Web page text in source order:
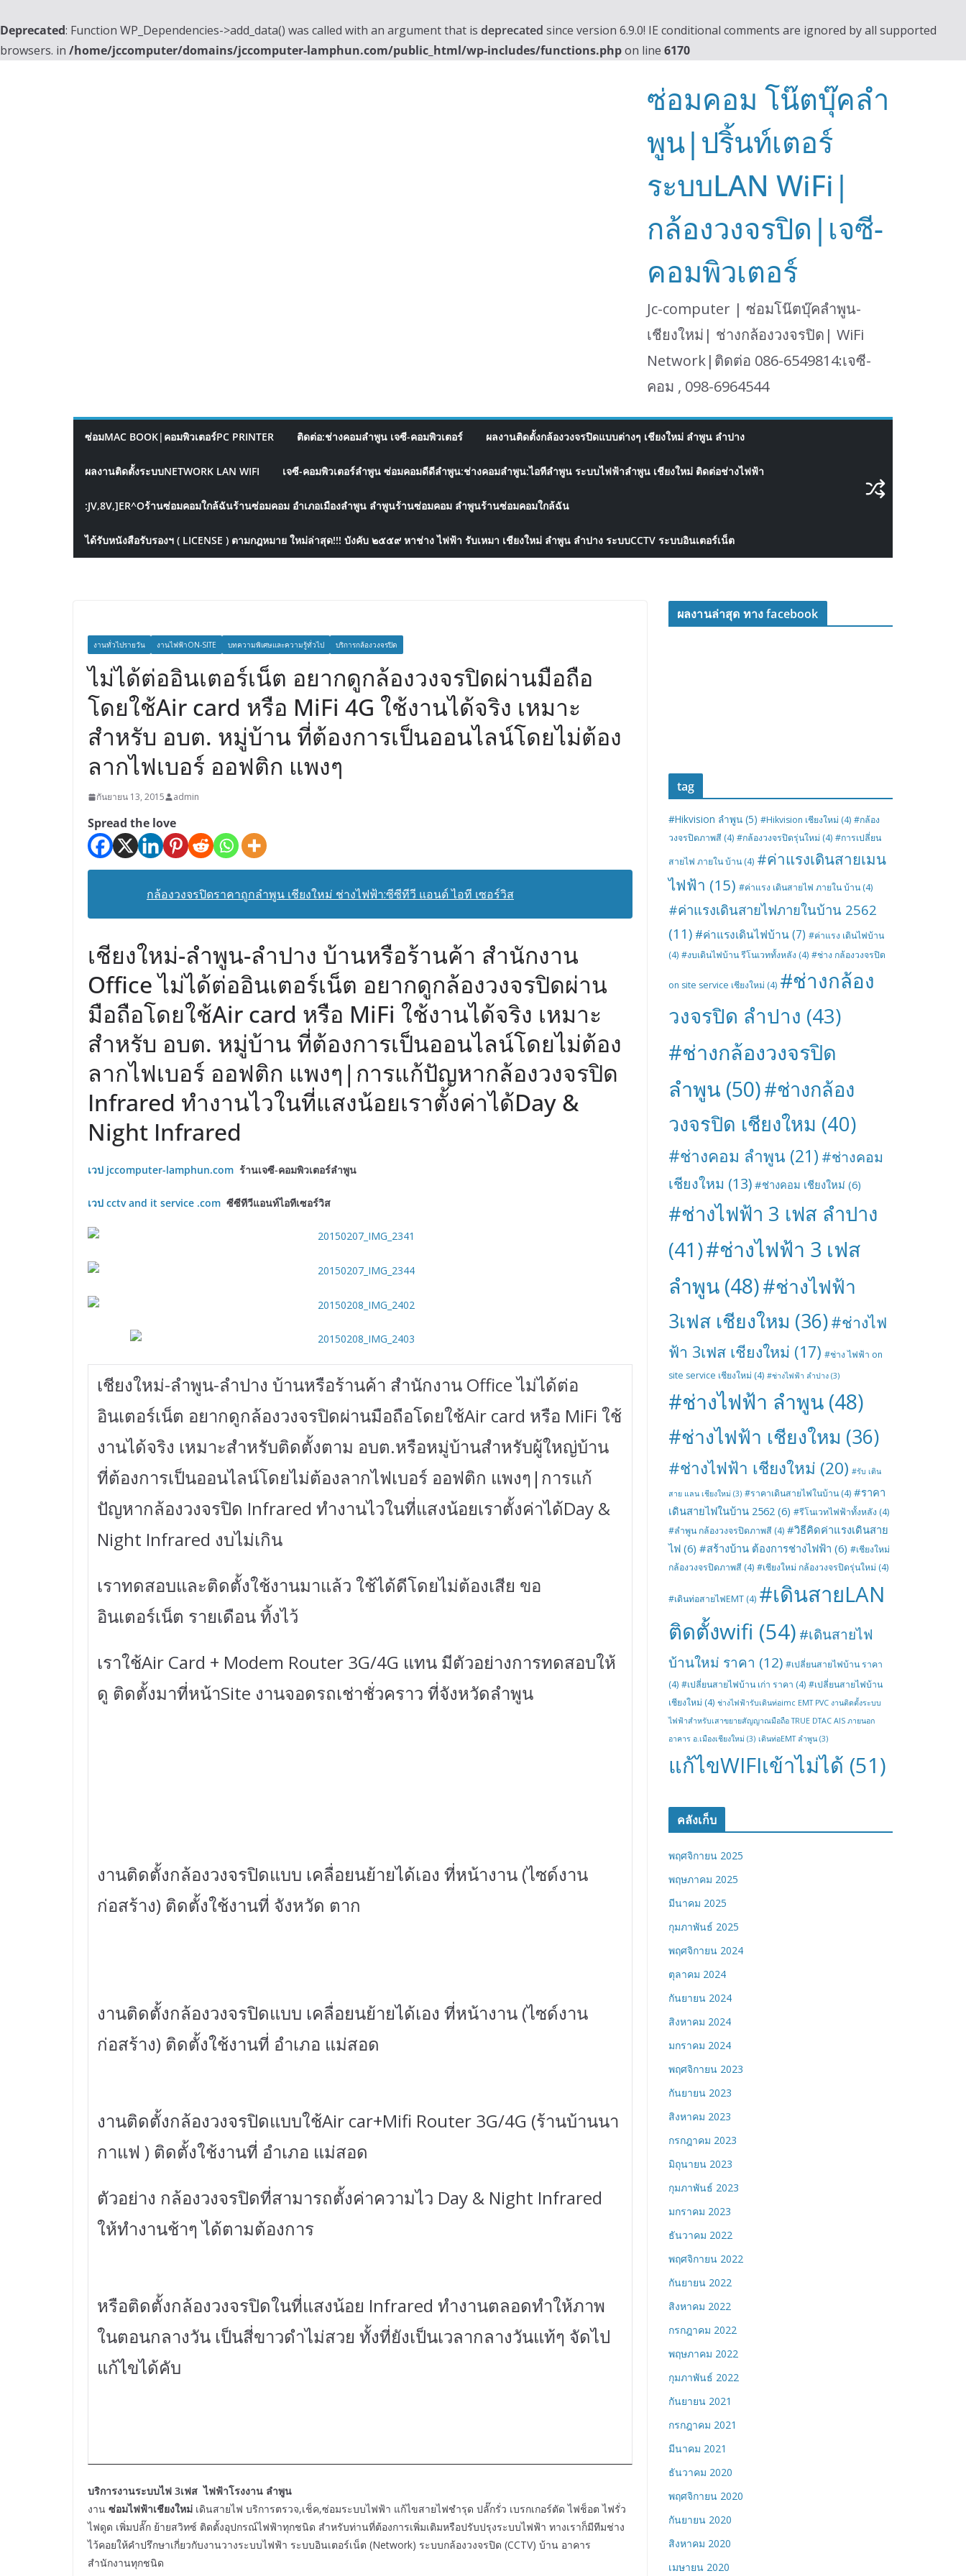
Deprecated: Function WP_Dependencies->add_data() was called with an argument that is deprecated since version 6.9.0! IE conditional comments are ignored by all supported
browsers. in /home/jccomputer/domains/jccomputer-lamphun.com/public_html/wp-includes/functions.phpon line 6170
ซ่อมคอม โน๊ตบุ๊คลำ
พูน|ปริ้นท์เตอร์
ระบบLAN WiFi|
กล้องวงจรปิด|เจซี-
คอมพิวเตอร์
Jc-computer | ซ่อมโน๊ตบุ๊คลำพูน-
เชียงใหม่| ช่างกล้องวงจรปิด| WiFi
Network|ติดต่อ 086-6549814:เจซี-
คอม , 098-6964544
ซ่อมMAC BOOK|คอมพิวเตอร์PC PRINTER ติดต่อ:ช่างคอมลำพูน เจซี-คอมพิวเตอร์ ผลงานติดตั้งกล้องวงจรปิดแบบต่างๆ เชียงใหม่ ลำพูน ลำปาง
ผลงานติดตั้งระบบNETWORK LAN WIFI เจซี-คอมพิวเตอร์ลำพูน ซ่อมคอมดีดีลำพูน:ช่างคอมลำพูน:ไอทีลำพูน ระบบไฟฟ้าลำพูน เชียงใหม่ ติดต่อช่างไฟฟ้า
:JV,8V,]ER^Oร้านซ่อมคอมใกล้ฉันร้านซ่อมคอม อำเภอเมืองลำพูน ลำพูนร้านซ่อมคอม ลำพูนร้านซ่อมคอมใกล้ฉัน
ได้รับหนังสือรับรองฯ ( LICENSE ) ตามกฎหมาย ใหม่ล่าสุด!!! บังคับ ๒๕๕๙ หาช่าง ไฟฟ้า รับเหมา เชียงใหม่ ลำพูน ลำปาง ระบบCCTV ระบบอินเตอร์เน็ต
งานทั่วไปรายวัน งานไฟฟ้าON-SITE บทความพิเศษและความรู้ทั่วไป บริการกล้องวงจรปิด
ไม่ได้ต่ออินเตอร์เน็ต อยากดูกล้องวงจรปิดผ่านมือถือ
โดยใช้Air card หรือ MiFi 4G ใช้งานได้จริง เหมาะ
สำหรับ อบต. หมู่บ้าน ที่ต้องการเป็นออนไลน์โดยไม่ต้อง
ลากไฟเบอร์ ออฟติก แพงๆ
กันยายน 13, 2015 admin
Spread the love
กล้องวงจรปิดราคาถูกลำพูน เชียงใหม่ ช่างไฟฟ้า:ซีซีทีวี แอนด์ ไอที เซอร์วิส
เชียงใหม่-ลำพูน-ลำปาง บ้านหรือร้านค้า สำนักงาน
Office ไม่ได้ต่ออินเตอร์เน็ต อยากดูกล้องวงจรปิดผ่าน
มือถือโดยใช้Air card หรือ MiFi ใช้งานได้จริง เหมาะ
สำหรับ อบต. หมู่บ้าน ที่ต้องการเป็นออนไลน์โดยไม่ต้อง
ลากไฟเบอร์ ออฟติก แพงๆ|การแก้ปัญหากล้องวงจรปิด
Infrared ทำงานไวในที่แสงน้อยเราตั้งค่าได้Day &
Night Infrared
เวป jccomputer-lamphun.com ร้านเจซี-คอมพิวเตอร์ลำพูน
เวป cctv and it service .com ซีซีทีวีแอนท์ไอทีเซอร์วิส
เชียงใหม่-ลำพูน-ลำปาง บ้านหรือร้านค้า สำนักงาน Office ไม่ได้ต่อ
อินเตอร์เน็ต อยากดูกล้องวงจรปิดผ่านมือถือโดยใช้Air card หรือ MiFi ใช้
งานได้จริง เหมาะสำหรับติดตั้งตาม อบต.หรือหมู่บ้านสำหรับผู้ใหญ่บ้าน
ที่ต้องการเป็นออนไลน์โดยไม่ต้องลากไฟเบอร์ ออฟติก แพงๆ|การแก้
ปัญหากล้องวงจรปิด Infrared ทำงานไวในที่แสงน้อยเราตั้งค่าได้Day &
Night Infrared งบไม่เกิน
เราทดสอบและติดตั้งใช้งานมาแล้ว ใช้ได้ดีโดยไม่ต้องเสีย ขอ
อินเตอร์เน็ต รายเดือน ทิ้งไว้
เราใช้Air Card + Modem Router 3G/4G แทน มีตัวอย่างการทดสอบให้
ดู ติดตั้งมาที่หน้าSite งานจอดรถเช่าชั่วคราว ที่จังหวัดลำพูน
งานติดตั้งกล้องวงจรปิดแบบ เคลื่อยนย้ายได้เอง ที่หน้างาน (ไซด์งาน
ก่อสร้าง) ติดตั้งใช้งานที่ จังหวัด ตาก
งานติดตั้งกล้องวงจรปิดแบบ เคลื่อยนย้ายได้เอง ที่หน้างาน (ไซด์งาน
ก่อสร้าง) ติดตั้งใช้งานที่ อำเภอ แม่สอด
งานติดตั้งกล้องวงจรปิดแบบใช้Air car+Mifi Router 3G/4G (ร้านบ้านนา
กาแฟ ) ติดตั้งใช้งานที่ อำเภอ แม่สอด
ตัวอย่าง กล้องวงจรปิดที่สามารถตั้งค่าความไว Day & Night Infrared
ให้ทำงานช้าๆ ได้ตามต้องการ
หรือติดตั้งกล้องวงจรปิดในที่แสงน้อย Infrared ทำงานตลอดทำให้ภาพ
ในตอนกลางวัน เป็นสี่ขาวดำไม่สวย ทั้งที่ยังเป็นเวลากลางวันแท้ๆ จัดไป
แก้ไขได้คับ
บริการงานระบบไฟ 3เฟส ไฟฟ้าโรงงาน ลำพูน
งาน ซ่อมไฟฟ้าเชียงใหม่ เดินสายไฟ บริการตรวจ,เช็ค,ซ่อมระบบไฟฟ้า แก้ไขสายไฟชำรุด ปลั๊กรั่ว เบรกเกอร์ตัด ไฟช็อต ไฟรั่ว
ไฟดูด เพิ่มปลั๊ก ย้ายสวิทซ์ ติดตั้งอุปกรณ์ไฟฟ้าทุกชนิด สำหรับท่านที่ต้องการเพิ่มเติมหรือปรับปรุงระบบไฟฟ้า ทางเราก็มีทีมช่าง
ไว้คอยให้คำปรึกษาเกี่ยวกับงานวางระบบไฟฟ้า ระบบอินเตอร์เน็ต (Network) ระบบกล้องวงจรปิด (CCTV) บ้าน อาคาร
สำนักงานทุกชนิด
ผลงานล่าสุด ทาง facebook
tag
#Hikvision ลำพูน (5) #Hikvision เชียงใหม่ (4) #กล้อง
วงจรปิดภาพสี (4) #กล้องวงจรปิดรุ่นใหม่ (4) #การเปลี่ยน
สายไฟ ภายใน บ้าน (4) #ค่าแรงเดินสายเมน
ไฟฟ้า (15) #ค่าแรง เดินสายไฟ ภายใน บ้าน (4)
#ค่าแรงเดินสายไฟภายในบ้าน 2562
(11) #ค่าแรงเดินไฟบ้าน(7) #ค่าแรง เดินไฟบ้าน
(4) #งบเดินไฟบ้าน รีโนเวททั้งหลัง (4) #ช่าง กล้องวงจรปิด
on site service เชียงใหม่ (4) #ช่างกล้อง
วงจรปิด ลำปาง (43)
#ช่างกล้องวงจรปิด
ลำพูน (50)#ช่างกล้อง
วงจรปิด เชียงใหม (40)
#ช่างคอม ลำพูน (21) #ช่างคอม
เชียงใหม (13) #ช่างคอม เชียงใหม่ (6)
#ช่างไฟฟ้า 3 เฟส ลำปาง
(41)#ช่างไฟฟ้า 3 เฟส
ลำพูน (48)#ช่างไฟฟ้า
3เฟส เชียงใหม (36)#ช่างไฟ
ฟ้า 3เฟส เชียงใหม่ (17) #ช่าง ไฟฟ้า on
site service เชียงใหม่ (4) #ช่างไฟฟ้า ลำปาง (3)
#ช่างไฟฟ้า ลำพูน (48)
#ช่างไฟฟ้า เชียงใหม (36)
#ช่างไฟฟ้า เชียงใหม่ (20) #รับ เดิน
สาย แลน เชียงใหม่ (3) #ราคาเดินสายไฟในบ้าน (4) #ราคา
เดินสายไฟในบ้าน 2562 (6) #รีโนเวทไฟฟ้าทั้งหลัง (4)
#ลำพูน กล้องวงจรปิดภาพสี (4) #วิธีคิดค่าแรงเดินสาย
ไฟ (6) #สร้างบ้าน ต้องการช่างไฟฟ้า (6) #เชียงใหม่
กล้องวงจรปิดภาพสี (4) #เชียงใหม่ กล้องวงจรปิดรุ่นใหม่ (4)
#เดินท่อสายไฟEMT (4) #เดินสายLAN
ติดตั้งwifi (54) #เดินสายไฟ
บ้านใหม่ ราคา (12) #เปลี่ยนสายไฟบ้าน ราคา
(4) #เปลี่ยนสายไฟบ้าน เก่า ราคา (4) #เปลี่ยนสายไฟบ้าน
เชียงใหม่ (4) ช่างไฟฟ้ารับเดินท่อimc EMT PVC งานติดตั้งระบบ
ไฟฟ้าสำหรับเสาขยายสัญญาณมือถือ TRUE DTAC AIS ภายนอก
อาคาร อ.เมืองเชียงใหม่ (3) เดินท่อEMT ลำพูน (3)
แก้ไขWIFIเข้าไม่ได้ (51)
คลังเก็บ
พฤศจิกายน 2025
พฤษภาคม 2025
มีนาคม 2025
กุมภาพันธ์ 2025
พฤศจิกายน 2024
ตุลาคม 2024
กันยายน 2024
สิงหาคม 2024
มกราคม 2024
พฤศจิกายน 2023
กันยายน 2023
สิงหาคม 2023
กรกฎาคม 2023
มิถุนายน 2023
กุมภาพันธ์ 2023
มกราคม 2023
ธันวาคม 2022
พฤศจิกายน 2022
กันยายน 2022
สิงหาคม 2022
กรกฎาคม 2022
พฤษภาคม 2022
กุมภาพันธ์ 2022
กันยายน 2021
กรกฎาคม 2021
มีนาคม 2021
ธันวาคม 2020
พฤศจิกายน 2020
กันยายน 2020
สิงหาคม 2020
เมษายน 2020